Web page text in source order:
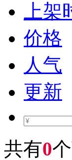
上架
价格
人气
更新
共有0